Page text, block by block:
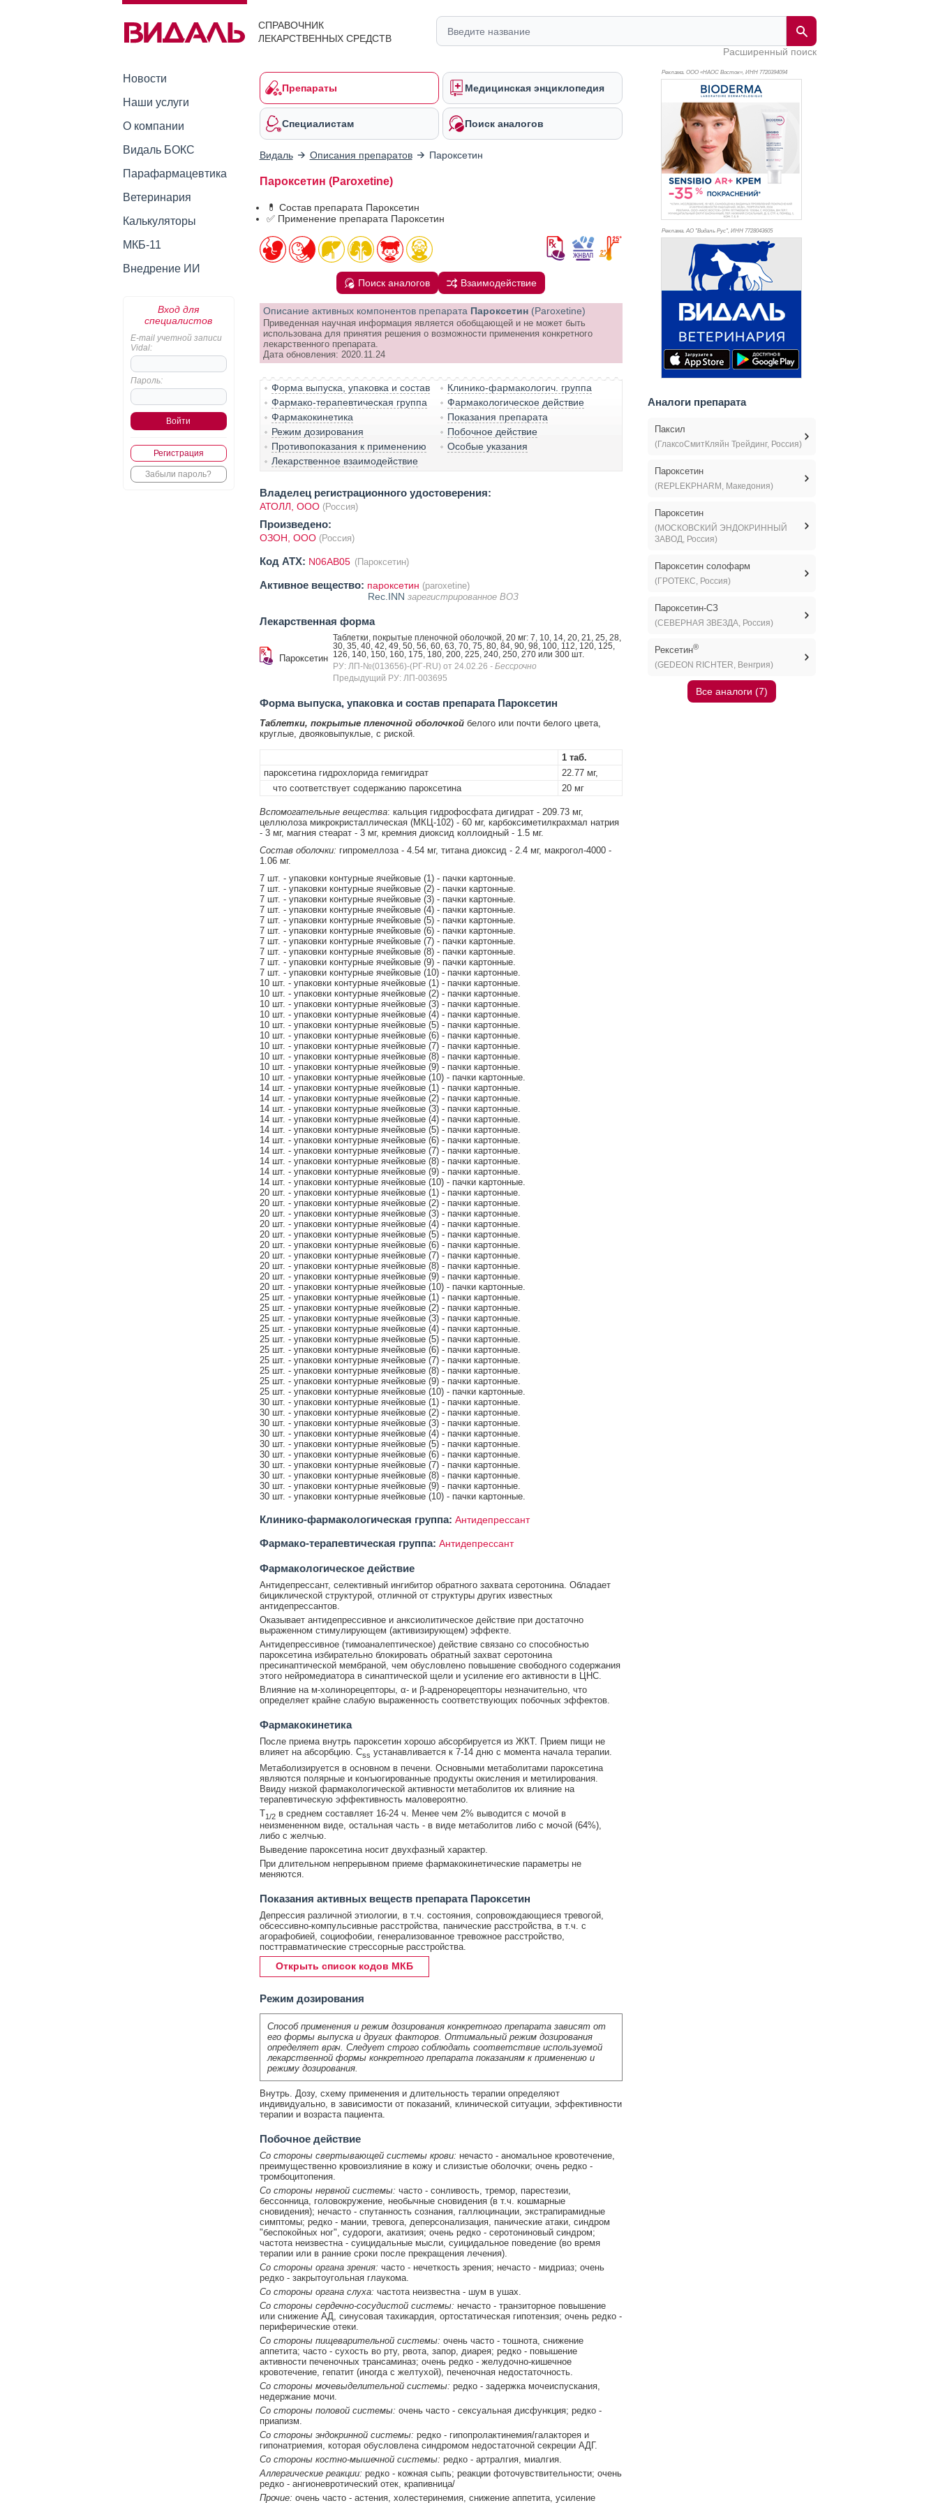
СПРАВОЧНИК
ЛЕКАРСТВЕННЫХ СРЕДСТВ
Расширенный поиск
Новости
Наши услуги
О компании
Видаль БОКС
Парафармацевтика
Ветеринария
Калькуляторы
МКБ-11
Внедрение ИИ
Вход для
специалистов
E-mail учетной записи
Vidal:
Пароль:
Регистрация
Забыли пароль?
Препараты Медицинская энциклопедия
Специалистам Поиск аналогов
Видаль Описания препаратов Пароксетин
Пароксетин (Paroxetine)
💊 Состав препарата Пароксетин
✅ Применение препарата Пароксетин
Поиск аналогов Взаимодействие
Описание активных компонентов препарата Пароксетин (Paroxetine)
Приведенная научная информация является обобщающей и не может быть
использована для принятия решения о возможности применения конкретного
лекарственного препарата.
Дата обновления: 2020.11.24
Форма выпуска, упаковка и состав
Клинико-фармакологич. группа
Фармако-терапевтическая группа
Фармакологическое действие
Фармакокинетика
Показания препарата
Режим дозирования
Побочное действие
Противопоказания к применению
Особые указания
Лекарственное взаимодействие
Владелец регистрационного удостоверения:
АТОЛЛ, ООО (Россия)
Произведено:
ОЗОН, ООО (Россия)
Код ATX: N06AB05 (Пароксетин)
Активное вещество: пароксетин (paroxetine)
Rec.INN зарегистрированное ВОЗ
Лекарственная форма
Пароксетин
Таблетки, покрытые пленочной оболочкой, 20 мг: 7, 10, 14, 20, 21, 25, 28,
30, 35, 40, 42, 49, 50, 56, 60, 63, 70, 75, 80, 84, 90, 98, 100, 112, 120, 125,
126, 140, 150, 160, 175, 180, 200, 225, 240, 250, 270 или 300 шт.
РУ: ЛП-№(013656)-(РГ-RU) от 24.02.26 - Бессрочно
Предыдущий РУ: ЛП-003695
Форма выпуска, упаковка и состав препарата Пароксетин
Таблетки, покрытые пленочной оболочкойбелого или почти белого цвета,
круглые, двояковыпуклые, с риской.
1 таб.
пароксетина гидрохлорида гемигидрат
22.77 мг,
что соответствует содержанию пароксетина
20 мг
Вспомогательные вещества: кальция гидрофосфата дигидрат - 209.73 мг,
целлюлоза микрокристаллическая (МКЦ-102) - 60 мг, карбоксиметилкрахмал натрия
- 3 мг, магния стеарат - 3 мг, кремния диоксид коллоидный - 1.5 мг.
Состав оболочки: гипромеллоза - 4.54 мг, титана диоксид - 2.4 мг, макрогол-4000 -
1.06 мг.
7 шт. - упаковки контурные ячейковые (1) - пачки картонные.
7 шт. - упаковки контурные ячейковые (2) - пачки картонные.
7 шт. - упаковки контурные ячейковые (3) - пачки картонные.
7 шт. - упаковки контурные ячейковые (4) - пачки картонные.
7 шт. - упаковки контурные ячейковые (5) - пачки картонные.
7 шт. - упаковки контурные ячейковые (6) - пачки картонные.
7 шт. - упаковки контурные ячейковые (7) - пачки картонные.
7 шт. - упаковки контурные ячейковые (8) - пачки картонные.
7 шт. - упаковки контурные ячейковые (9) - пачки картонные.
7 шт. - упаковки контурные ячейковые (10) - пачки картонные.
10 шт. - упаковки контурные ячейковые (1) - пачки картонные.
10 шт. - упаковки контурные ячейковые (2) - пачки картонные.
10 шт. - упаковки контурные ячейковые (3) - пачки картонные.
10 шт. - упаковки контурные ячейковые (4) - пачки картонные.
10 шт. - упаковки контурные ячейковые (5) - пачки картонные.
10 шт. - упаковки контурные ячейковые (6) - пачки картонные.
10 шт. - упаковки контурные ячейковые (7) - пачки картонные.
10 шт. - упаковки контурные ячейковые (8) - пачки картонные.
10 шт. - упаковки контурные ячейковые (9) - пачки картонные.
10 шт. - упаковки контурные ячейковые (10) - пачки картонные.
14 шт. - упаковки контурные ячейковые (1) - пачки картонные.
14 шт. - упаковки контурные ячейковые (2) - пачки картонные.
14 шт. - упаковки контурные ячейковые (3) - пачки картонные.
14 шт. - упаковки контурные ячейковые (4) - пачки картонные.
14 шт. - упаковки контурные ячейковые (5) - пачки картонные.
14 шт. - упаковки контурные ячейковые (6) - пачки картонные.
14 шт. - упаковки контурные ячейковые (7) - пачки картонные.
14 шт. - упаковки контурные ячейковые (8) - пачки картонные.
14 шт. - упаковки контурные ячейковые (9) - пачки картонные.
14 шт. - упаковки контурные ячейковые (10) - пачки картонные.
20 шт. - упаковки контурные ячейковые (1) - пачки картонные.
20 шт. - упаковки контурные ячейковые (2) - пачки картонные.
20 шт. - упаковки контурные ячейковые (3) - пачки картонные.
20 шт. - упаковки контурные ячейковые (4) - пачки картонные.
20 шт. - упаковки контурные ячейковые (5) - пачки картонные.
20 шт. - упаковки контурные ячейковые (6) - пачки картонные.
20 шт. - упаковки контурные ячейковые (7) - пачки картонные.
20 шт. - упаковки контурные ячейковые (8) - пачки картонные.
20 шт. - упаковки контурные ячейковые (9) - пачки картонные.
20 шт. - упаковки контурные ячейковые (10) - пачки картонные.
25 шт. - упаковки контурные ячейковые (1) - пачки картонные.
25 шт. - упаковки контурные ячейковые (2) - пачки картонные.
25 шт. - упаковки контурные ячейковые (3) - пачки картонные.
25 шт. - упаковки контурные ячейковые (4) - пачки картонные.
25 шт. - упаковки контурные ячейковые (5) - пачки картонные.
25 шт. - упаковки контурные ячейковые (6) - пачки картонные.
25 шт. - упаковки контурные ячейковые (7) - пачки картонные.
25 шт. - упаковки контурные ячейковые (8) - пачки картонные.
25 шт. - упаковки контурные ячейковые (9) - пачки картонные.
25 шт. - упаковки контурные ячейковые (10) - пачки картонные.
30 шт. - упаковки контурные ячейковые (1) - пачки картонные.
30 шт. - упаковки контурные ячейковые (2) - пачки картонные.
30 шт. - упаковки контурные ячейковые (3) - пачки картонные.
30 шт. - упаковки контурные ячейковые (4) - пачки картонные.
30 шт. - упаковки контурные ячейковые (5) - пачки картонные.
30 шт. - упаковки контурные ячейковые (6) - пачки картонные.
30 шт. - упаковки контурные ячейковые (7) - пачки картонные.
30 шт. - упаковки контурные ячейковые (8) - пачки картонные.
30 шт. - упаковки контурные ячейковые (9) - пачки картонные.
30 шт. - упаковки контурные ячейковые (10) - пачки картонные.
Клинико-фармакологическая группа: Антидепрессант
Фармако-терапевтическая группа: Антидепрессант
Фармакологическое действие
Антидепрессант, селективный ингибитор обратного захвата серотонина. Обладает
бициклической структурой, отличной от структуры других известных
антидепрессантов.
Оказывает антидепрессивное и анксиолитическое действие при достаточно
выраженном стимулирующем (активизирующем) эффекте.
Антидепрессивное (тимоаналептическое) действие связано со способностью
пароксетина избирательно блокировать обратный захват серотонина
пресинаптической мембраной, чем обусловлено повышение свободного содержания
этого нейромедиатора в синаптической щели и усиление его активности в ЦНС.
Влияние на м-холинорецепторы, α- и β-адренорецепторы незначительно, что
определяет крайне слабую выраженность соответствующих побочных эффектов.
Фармакокинетика
После приема внутрь пароксетин хорошо абсорбируется из ЖКТ. Прием пищи не
влияет на абсорбцию. Css устанавливается к 7-14 дню с момента начала терапии.
Метаболизируется в основном в печени. Основными метаболитами пароксетина
являются полярные и конъюгированные продукты окисления и метилирования.
Ввиду низкой фармакологической активности метаболитов их влияние на
терапевтическую эффективность маловероятно.
T1/2в среднем составляет 16-24 ч. Менее чем 2% выводится с мочой в
неизмененном виде, остальная часть - в виде метаболитов либо с мочой (64%),
либо с желчью.
Выведение пароксетина носит двухфазный характер.
При длительном непрерывном приеме фармакокинетические параметры не
меняются.
Показания активных веществ препарата Пароксетин
Депрессия различной этиологии, в т.ч. состояния, сопровождающиеся тревогой,
обсессивно-компульсивные расстройства, панические расстройства, в т.ч. с
агорафобией, социофобии, генерализованное тревожное расстройство,
посттравматические стрессорные расстройства.
Открыть список кодов МКБ
Режим дозирования
Способ применения и режим дозирования конкретного препарата зависят от
его формы выпуска и других факторов. Оптимальный режим дозирования
определяет врач. Следует строго соблюдать соответствие используемой
лекарственной формы конкретного препарата показаниям к применению и
режиму дозирования.
Внутрь. Дозу, схему применения и длительность терапии определяют
индивидуально, в зависимости от показаний, клинической ситуации, эффективности
терапии и возраста пациента.
Побочное действие
Со стороны свертывающей системы крови: нечасто - аномальное кровотечение,
преимущественно кровоизлияние в кожу и слизистые оболочки; очень редко -
тромбоцитопения.
Со стороны нервной системы: часто - сонливость, тремор, парестезии,
бессонница, головокружение, необычные сновидения (в т.ч. кошмарные
сновидения); нечасто - спутанность сознания, галлюцинации, экстрапирамидные
симптомы; редко - мании, тревога, деперсонализация, панические атаки, синдром
"беспокойных ног", судороги, акатизия; очень редко - серотониновый синдром;
частота неизвестна - суицидальные мысли, суицидальное поведение (во время
терапии или в ранние сроки после прекращения лечения).
Со стороны органа зрения: часто - нечеткость зрения; нечасто - мидриаз; очень
редко - закрытоугольная глаукома.
Со стороны органа слуха: частота неизвестна - шум в ушах.
Со стороны сердечно-сосудистой системы: нечасто - транзиторное повышение
или снижение АД, синусовая тахикардия, ортостатическая гипотензия; очень редко -
периферические отеки.
Со стороны пищеварительной системы: очень часто - тошнота, снижение
аппетита; часто - сухость во рту, рвота, запор, диарея; редко - повышение
активности печеночных трансаминаз; очень редко - желудочно-кишечное
кровотечение, гепатит (иногда с желтухой), печеночная недостаточность.
Со стороны мочевыделительной системы: редко - задержка мочеиспускания,
недержание мочи.
Со стороны половой системы: очень часто - сексуальная дисфункция; редко -
приапизм.
Со стороны эндокринной системы: редко - гипопролактинемия/галакторея и
гипонатриемия, которая обусловлена синдромом недостаточной секреции АДГ.
Со стороны костно-мышечной системы: редко - артралгия, миалгия.
Аллергические реакции: редко - кожная сыпь; реакции фоточувствительности; очень
редко - ангионевротический отек, крапивница/
Прочие: очень часто - астения, холестеринемия, снижение аппетита, усиление
Реклама. ООО «НАОС Восток», ИНН 7720394094
Реклама. АО "Видаль Рус", ИНН 7728043605
Аналоги препарата
Паксил
(ГлаксоСмитКляйн Трейдинг, Россия)
Пароксетин
(REPLEKPHARM, Македония)
Пароксетин
(МОСКОВСКИЙ ЭНДОКРИННЫЙ
ЗАВОД, Россия)
Пароксетин солофарм
(ГРОТЕКС, Россия)
Пароксетин-СЗ
(СЕВЕРНАЯ ЗВЕЗДА, Россия)
Рексетин®
(GEDEON RICHTER, Венгрия)
Все аналоги (7)